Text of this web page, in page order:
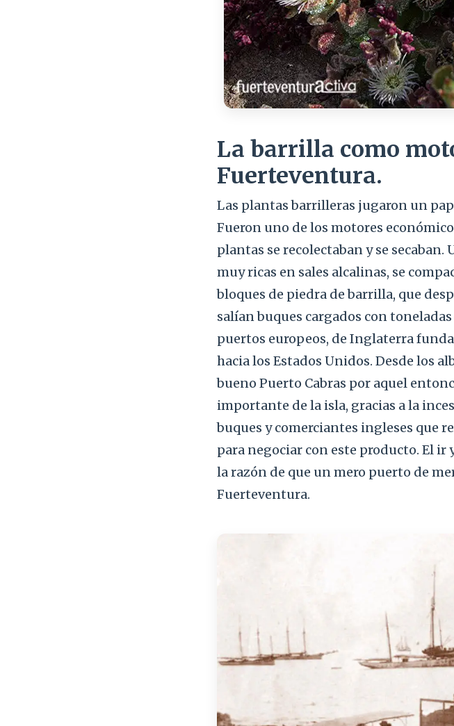
La barrilla como
Fuerteventura.
Las plantas barrilleras jugaron un
Fueron uno de los motores
plantas se recolectaban y se secaban.
muy ricas en sales alcalinas, se
bloques de piedra de barrilla, que
salían buques cargados con
puertos europeos, de Inglaterra
hacia los Estados Unidos. Desde los
bueno Puerto Cabras por aquel
importante de la isla, gracias a la
buques y comerciantes ingleses que
para negociar con este producto. El ir
la razón de que un mero puerto de
Fuerteventura.